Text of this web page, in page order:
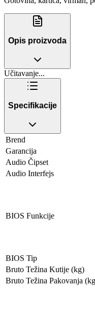
Opis proizvoda
Učitavanje...
Specifikacije
Brend
Garancija
Audio Čipset
Audio Interfejs
BIOS Funkcije
BIOS Tip
Bruto Težina Kutije (kg)
Bruto Težina Pakovanja